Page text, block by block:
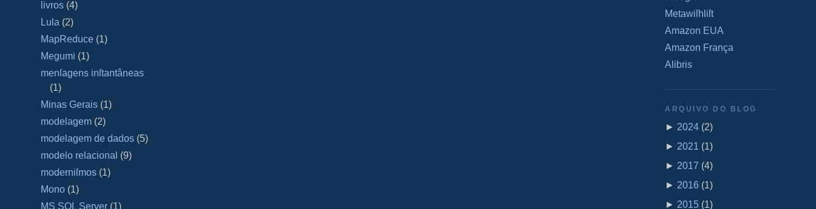
livros (4)
Lula (2)
MapReduce (1)
Megumi (1)
menſagens inſtantâneas
(1)
Minas Gerais (1)
modelagem (2)
modelagem de dados (5)
modelo relacional (9)
moderniſmos (1)
Mono (1)
MS SQL Server (1)
Metawiſhliſt
Amazon EUA
Amazon França
Alibris
ARQUIVO DO BLOG
► 2024 (2)
► 2021 (1)
► 2017 (4)
► 2016 (1)
► 2015 (1)